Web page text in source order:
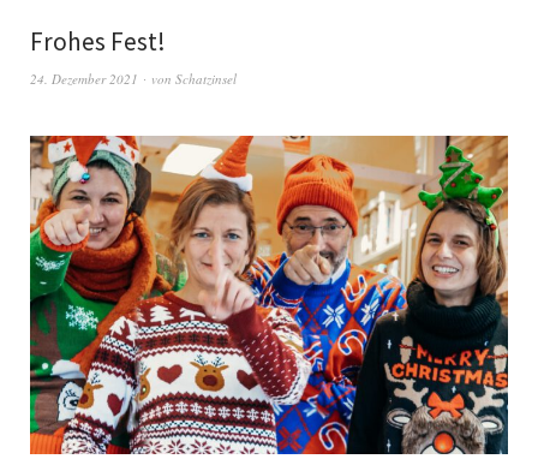
Frohes Fest!
24. Dezember 2021 von Schatzinsel